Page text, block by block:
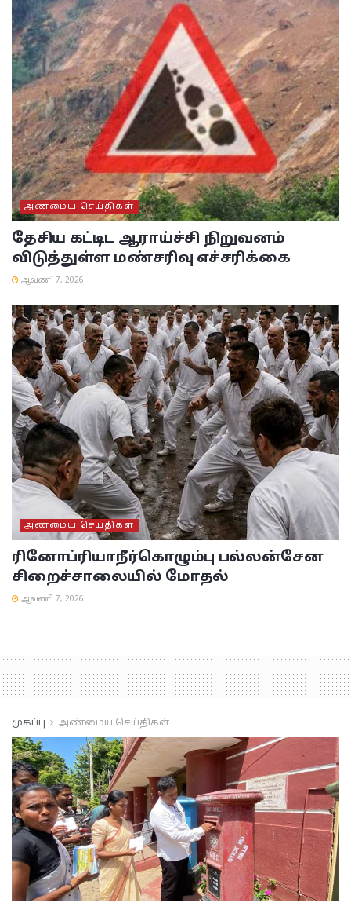
அண்மைய செய்திகள்
தேசிய கட்டிட ஆராய்ச்சி நிறுவனம்
விடுத்துள்ள மண்சரிவு எச்சரிக்கை
ஆவணி 7, 2026
அண்மைய செய்திகள்
ரினோப்ரியாநீர்கொழும்பு பல்லன்சேன
சிறைச்சாலையில் மோதல்
ஆவணி 7, 2026
முகப்பு அண்மைய செய்திகள்